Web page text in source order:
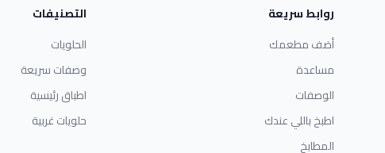
روابط سريعة
أضف مطعمك
مساعدة
الوصفات
اطبخ باللي عندك
المطابخ
التصنيفات
الحلويات
وصفات سريعة
اطباق رئيسية
حلويات غربية